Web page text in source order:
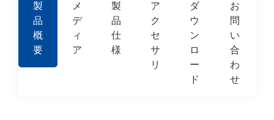
製
品
概
要
メ
デ
ィ
ア
製
品
仕
様
ア
ク
セ
サ
リ
ダ
ウ
ン
ロ
ー
ド
お
問
い
合
わ
せ